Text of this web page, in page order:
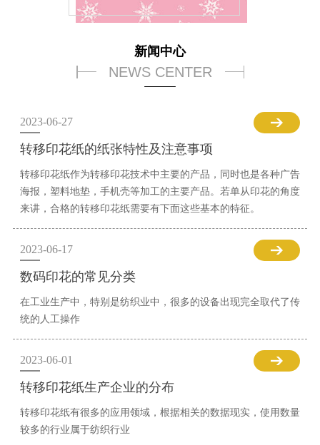
新闻中心
NEWS CENTER
2023-06-27
转移印花纸的纸张特性及注意事项
转移印花纸作为转移印花技术中主要的产品，同时也是各种广告
海报，塑料地垫，手机壳等加工的主要产品。若单从印花的角度
来讲，合格的转移印花纸需要有下面这些基本的特征。
2023-06-17
数码印花的常见分类
在工业生产中，特别是纺织业中，很多的设备出现完全取代了传
统的人工操作
2023-06-01
转移印花纸生产企业的分布
转移印花纸有很多的应用领域，根据相关的数据现实，使用数量
较多的行业属于纺织行业